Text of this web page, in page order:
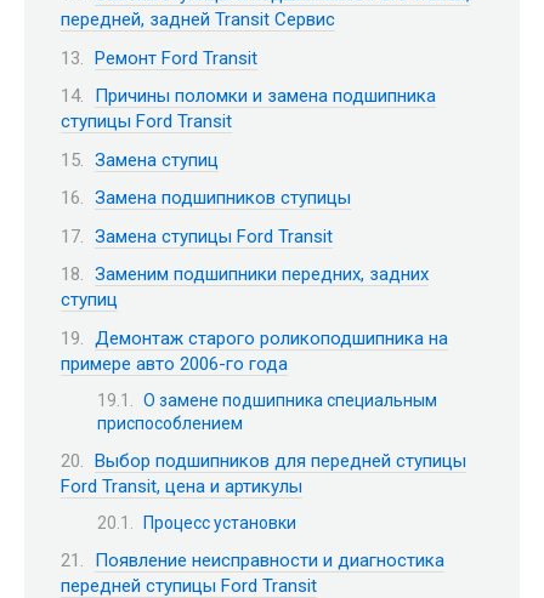
передней, задней Transit Сервис
Ремонт Ford Transit
Причины поломки и замена подшипника
ступицы Ford Transit
Замена ступиц
Замена подшипников ступицы
Замена ступицы Ford Transit
Заменим подшипники передних, задних
ступиц
Демонтаж старого роликоподшипника на
примере авто 2006-го года
О замене подшипника специальным
приспособлением
Выбор подшипников для передней ступицы
Ford Transit, цена и артикулы
Процесс установки
Появление неисправности и диагностика
передней ступицы Ford Transit